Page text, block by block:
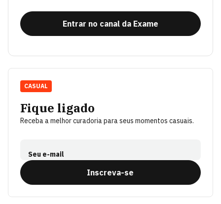
Entrar no canal da Exame
Fique ligado
Receba a melhor curadoria para seus momentos casuais.
Seu e-mail
Inscreva-se
CASUAL